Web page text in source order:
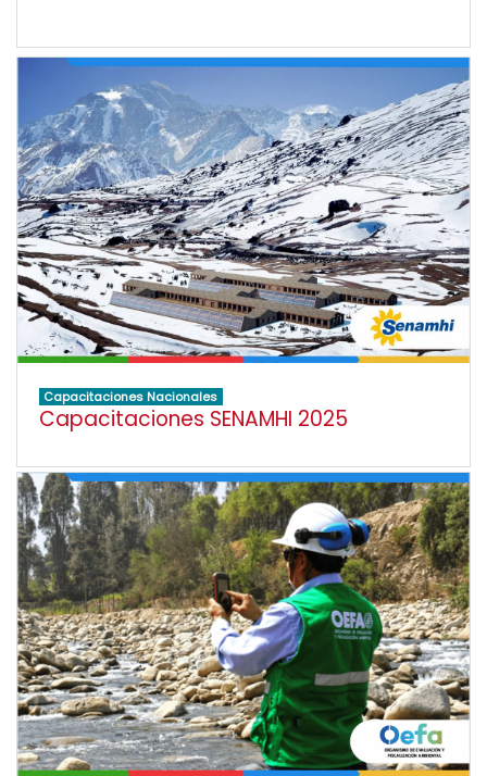
Capacitaciones Nacionales
Capacitaciones SENAMHI 2025